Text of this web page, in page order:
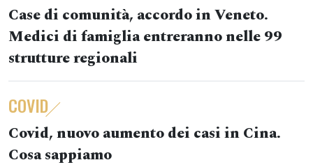
Case di comunità, accordo in Veneto.
Medici di famiglia entreranno nelle 99
strutture regionali
COVID
Covid, nuovo aumento dei casi in Cina.
Cosa sappiamo